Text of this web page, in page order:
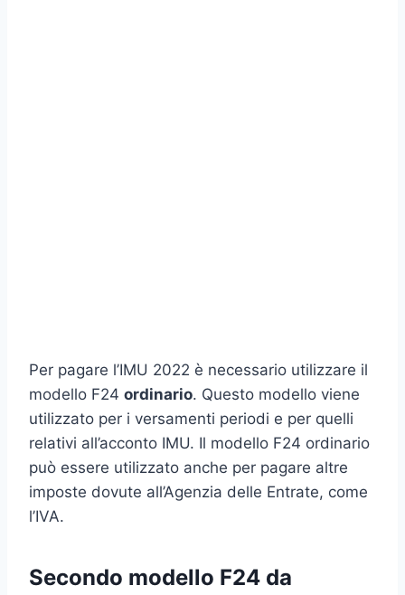
Per pagare l’IMU 2022 è necessario utilizzare il
modello F24 ordinario. Questo modello viene
utilizzato per i versamenti periodi e per quelli
relativi all’acconto IMU. Il modello F24 ordinario
può essere utilizzato anche per pagare altre
imposte dovute all’Agenzia delle Entrate, come
l’IVA.
Secondo modello F24 da